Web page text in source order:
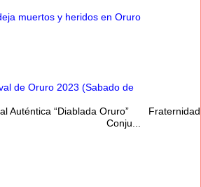
muertos y heridos en Oruro
de Oruro 2023 (Sabado de
Auténtica “Diablada Oruro” Fraternidad
Incas” Conju...